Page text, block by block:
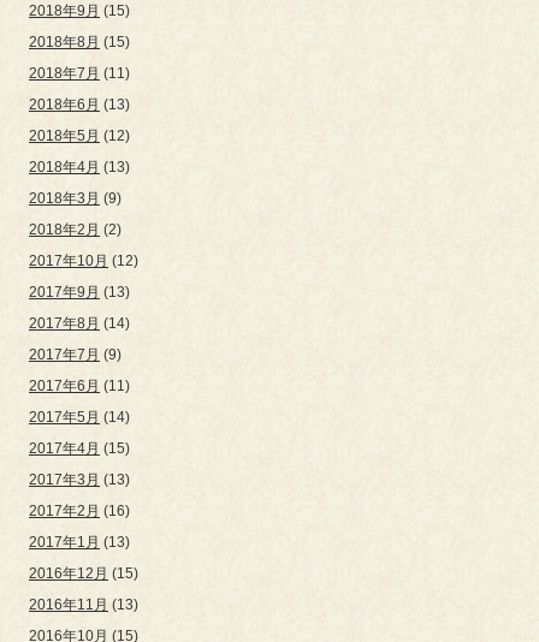
2018年9月 (15)
2018年8月 (15)
2018年7月 (11)
2018年6月 (13)
2018年5月 (12)
2018年4月 (13)
2018年3月 (9)
2018年2月 (2)
2017年10月 (12)
2017年9月 (13)
2017年8月 (14)
2017年7月 (9)
2017年6月 (11)
2017年5月 (14)
2017年4月 (15)
2017年3月 (13)
2017年2月 (16)
2017年1月 (13)
2016年12月 (15)
2016年11月 (13)
2016年10月 (15)